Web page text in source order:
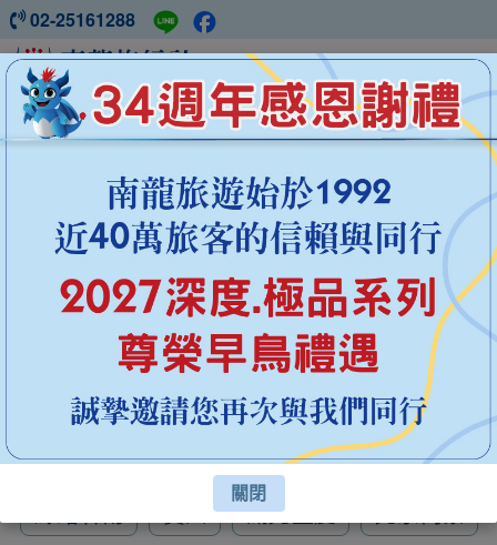
中國旅遊 ‧ 盡在南龍
02-25161288
關閉
2027西
秋冬季節限定 2027花現系列
深度系列
西藏
新疆 四川 雲南
青海
湖北重慶